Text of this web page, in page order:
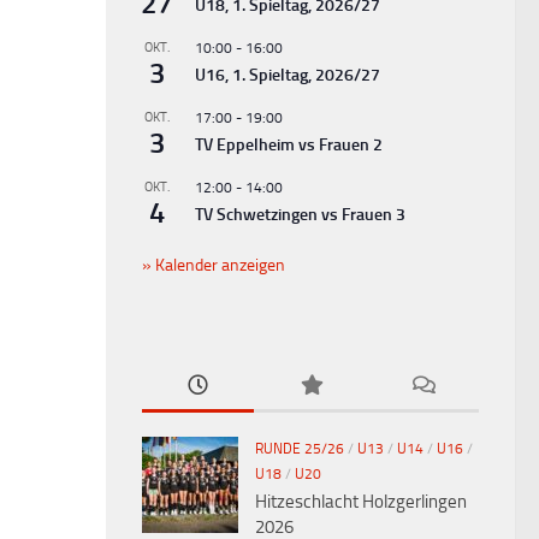
U18, 1. Spieltag, 2026/27
OKT.
3
10:00 - 16:00
U16, 1. Spieltag, 2026/27
OKT.
3
17:00 - 19:00
TV Eppelheim vs Frauen 2
OKT.
4
12:00 - 14:00
TV Schwetzingen vs Frauen 3
Kalender anzeigen
RUNDE 25/26 / U13 / U14 / U16 /
U18 / U20
Hitzeschlacht Holzgerlingen
2026